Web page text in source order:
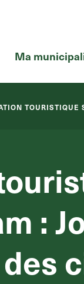
Ma
TOURISTIQUE
: